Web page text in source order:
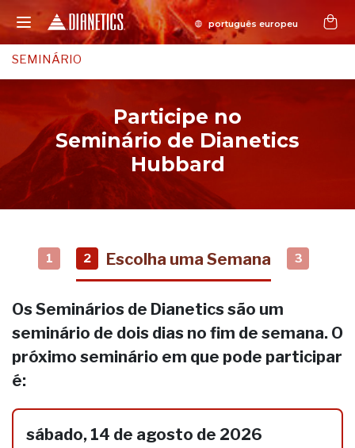
SEMINÁRIO
Participe no
Seminário de Dianetics
Hubbard
1 2 Escolha uma Semana 3
Os Seminários de Dianetics são um
seminário de dois dias no fim de semana. O
próximo seminário em que pode participar
é:
sábado, 14 de agosto de 2026